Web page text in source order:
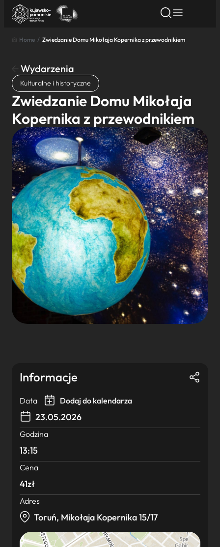
Znajdź atrakcję
Nazwa atrakcji
Miasto
Kategoria
Wyszukaj
Home / Zwiedzanie Domu Mikołaja Kopernika z przewodnikiem
Wydarzenia
Kulturalne i historyczne
Zwiedzanie Domu Mikołaja
Kopernika z przewodnikiem
Informacje
Data Dodaj do kalendarza
23.05.2026
Godzina
13:15
Cena
41zł
Adres
Toruń, Mikołaja Kopernika 15/17